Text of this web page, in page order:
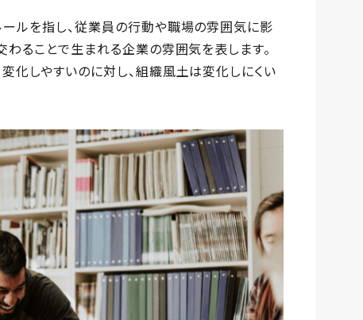
ルを指し、従業員の行動や職場の雰囲気に影
ることで生まれる企業の雰囲気を表します。
しやすいのに対し、組織風土は変化しにくい